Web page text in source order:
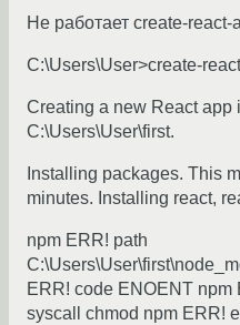
Не работает create-react-
C:\Users\User>create-
Creating a new React app
C:\Users\User\first.
Installing packages. This
minutes. Installing react,
npm ERR! path
ERR! code ENOENT npm
syscall chmod npm ERR!